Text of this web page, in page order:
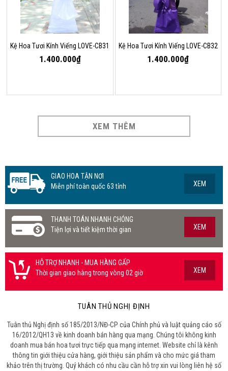
Kệ Hoa Tươi Kính Viếng LOVE-CB31
1.400.000₫
Kệ Hoa Tươi Kính Viếng LOVE-CB32
1.400.000₫
XEM THÊM
GIAO HOA TẬN NƠI
Miễn phí toàn quốc 63 tỉnh
XEM
THANH TOÁN NHANH CHÓNG
Tiện lợi và tiết kiệm thời gian
XEM
HỖ TRỢ NHANH - MUA HÀNG GẤP
Thời gian giao hàng trong vòng 02 giờ
XEM
TUÂN THỦ NGHỊ ĐỊNH
Tuân thủ Nghị định số 185/2013/NĐ-CP của Chính phủ và luật quảng cáo số
16/2012/QH13 về kinh doanh bán hàng qua mạng. Chúng tôi không kinh
doanh mua bán hoa tươi trực tiếp qua mạng internet. Website chỉ là kênh
thông tin giới thiệu cửa hàng, giới thiệu sản phẩm và cho mức giá tham
khảo trên thị trường. Quý khách có nhu cầu cần hỗ trợ xin vui lòng liên hệ số